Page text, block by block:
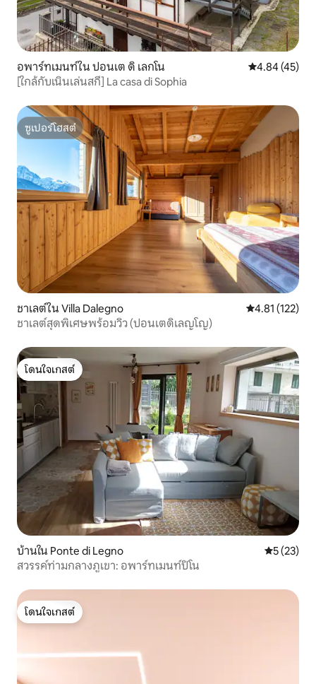
อพาร์ทเมนท์ใน ปอนเต ดิ เลกโน คะแนนเฉลี่ย
4.84 (45)
[ใกล้กับเนินเล่นสกี] La casa di Sophia
ซูเปอร์โฮสต์
ซูเปอร์โฮสต์
ชาเลต์ใน Villa Dalegno คะแนนเฉลี่ย
4.81 (122)
ชาเลต์สุดพิเศษพร้อมวิว (ปอนเตดิเลญโญ)
โดนใจเกสต์
โดนใจเกสต์
บ้านใน Ponte di Legno คะแนนเฉลี่
5 (23)
สวรรค์ท่ามกลางภูเขา: อพาร์ทเมนท์ปิโน
โดนใจเกสต์
โดนใจเกสต์